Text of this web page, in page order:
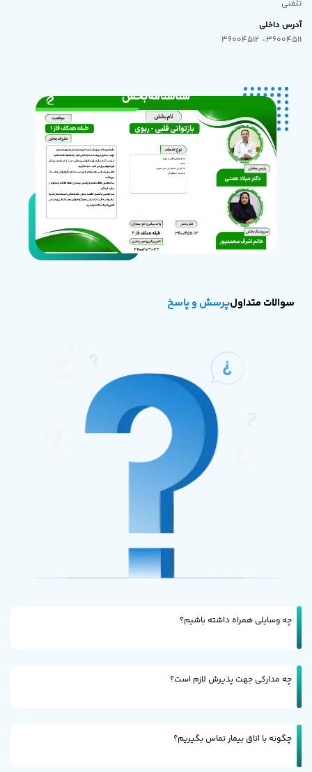
تلفنی
آدرس داخلی
36004511- 36004512
سوالات متداولپرسش و پاسخ
چه وسایلی همراه داشته باشیم؟
چه مدارکی جهت پذیرش لازم است؟
چگونه با اتاق بیمار تماس بگیریم؟